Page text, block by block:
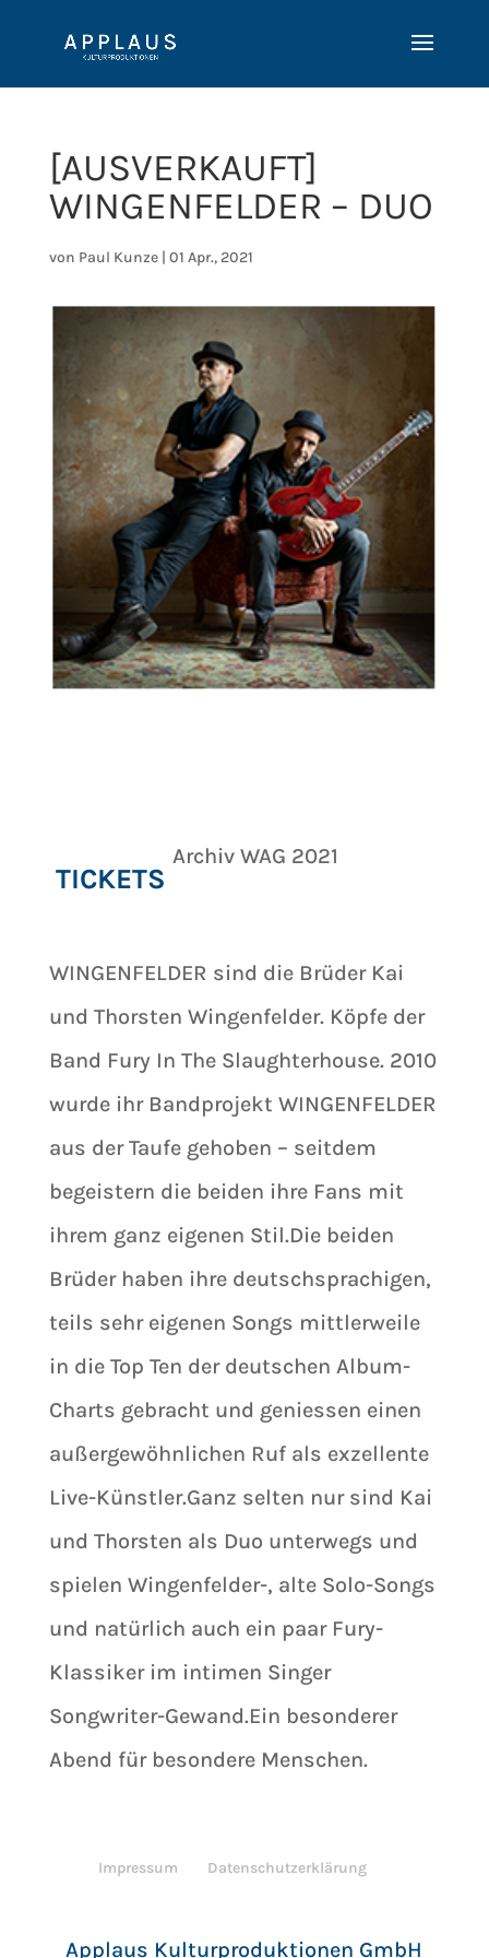
[AUSVERKAUFT]
WINGENFELDER – DUO
von Paul Kunze| 01 Apr., 2021
TICKETS
Archiv WAG 2021
WINGENFELDER sind die Brüder Kai
und Thorsten Wingenfelder. Köpfe der
Band Fury In The Slaughterhouse. 2010
wurde ihr Bandprojekt WINGENFELDER
aus der Taufe gehoben – seitdem
begeistern die beiden ihre Fans mit
ihrem ganz eigenen Stil.Die beiden
Brüder haben ihre deutschsprachigen,
teils sehr eigenen Songs mittlerweile
in die Top Ten der deutschen Album-
Charts gebracht und geniessen einen
außergewöhnlichen Ruf als exzellente
Live-Künstler.Ganz selten nur sind Kai
und Thorsten als Duo unterwegs und
spielen Wingenfelder-, alte Solo-Songs
und natürlich auch ein paar Fury-
Klassiker im intimen Singer
Songwriter-Gewand.Ein besonderer
Abend für besondere Menschen.
Impressum Datenschutzerklärung
Applaus Kulturproduktionen GmbH